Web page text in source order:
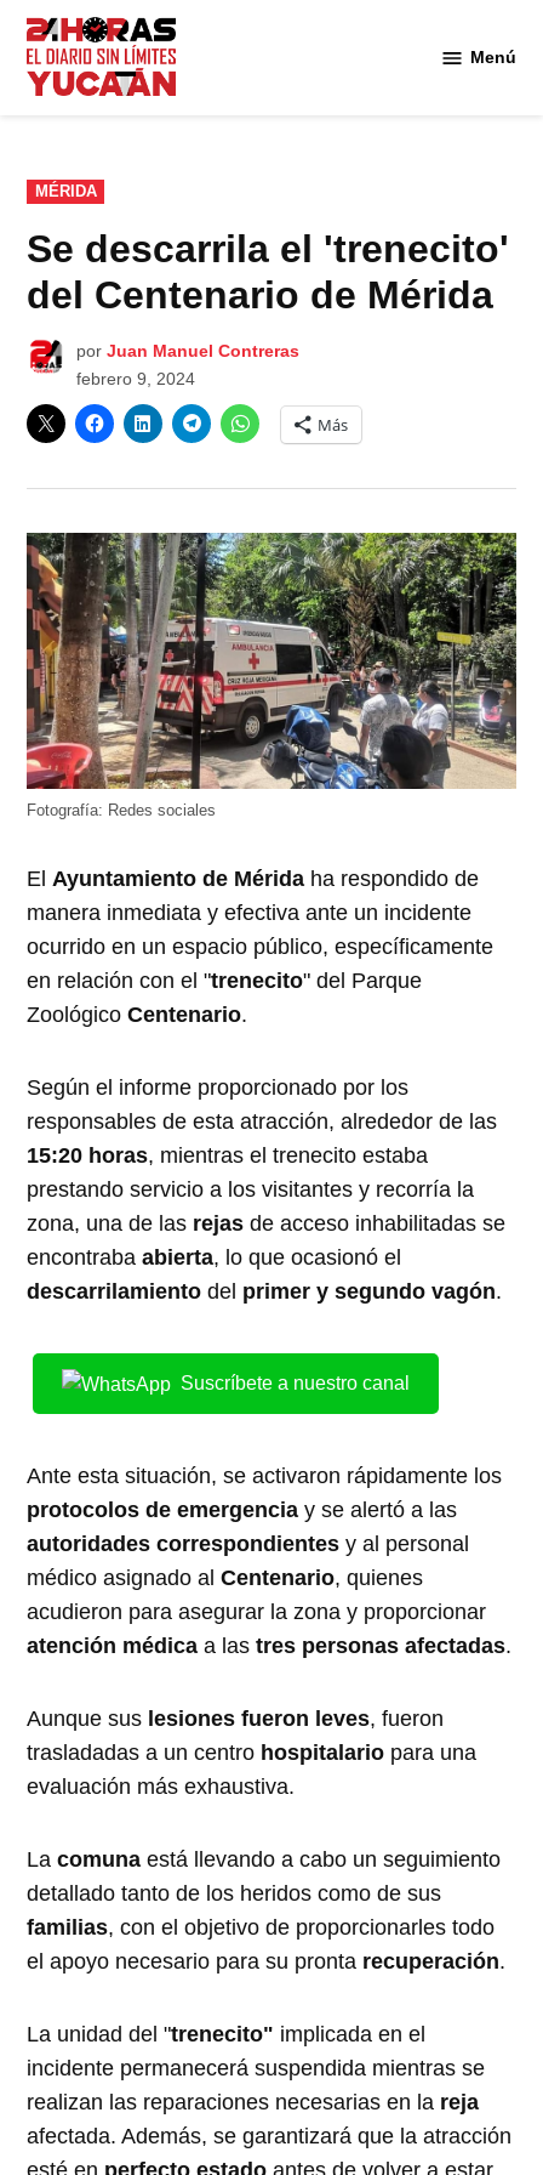
Saltar
contenido
Menú
PUBLICADO
EN
MÉRIDA
Se descarrila el 'trenecito'
del Centenario de Mérida
por Juan Manuel Contreras
febrero 9, 2024
Más
Fotografía: Redes sociales
El Ayuntamiento de Mérida ha respondido de
manera inmediata y efectiva ante un incidente
ocurrido en un espacio público, específicamente
en relación con el "trenecito" del Parque
ZoológicoCentenario.
Según el informe proporcionado por los
responsables de esta atracción, alrededor de las
15:20 horas, mientras el trenecito estaba
prestando servicio a los visitantes y recorría la
zona, una de las rejasde acceso inhabilitadas se
encontrabaabierta, lo que ocasionó el
descarrilamientodel primer y segundo vagón.
Suscríbete a nuestro canal
Ante esta situación, se activaron rápidamente los
protocolos de emergencia y se alertó a las
autoridades correspondientes y al personal
médico asignado alCentenario, quienes
acudieron para asegurar la zona y proporcionar
atención médica a lastres personas afectadas.
Aunque sus lesiones fueron leves, fueron
trasladadas a un centro hospitalario para una
evaluación más exhaustiva.
Lacomunaestá llevando a cabo un seguimiento
detallado tanto de los heridos como de sus
familias, con el objetivo de proporcionarles todo
el apoyo necesario para su pronta recuperación.
La unidad del "trenecito" implicada en el
incidente permanecerá suspendida mientras se
realizan las reparaciones necesarias en la reja
afectada. Además, se garantizará que la atracción